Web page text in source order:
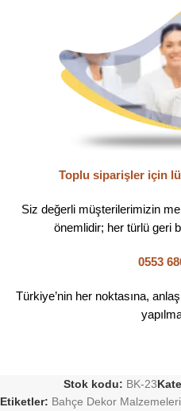
Toplu siparişler için
Siz değerli müşterilerimizin
önemlidir; her türlü geri
0553
Türkiye’nin her noktasına,
Stok kodu: BK-23
Etiketler: Bahçe Dekor